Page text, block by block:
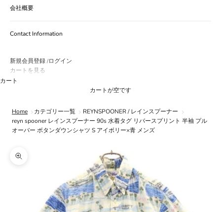
会社概要
Contact Information
新規会員登録 /ログイン
カートを見る
カート
カートが空です
Home カテゴリー一覧
REYNSPOONER / レインスプーナー
reyn spooner レインスプーナー 90s 水着タグ リバースプリント 半袖 プル
オーバー ボタンダウンシャツ S アイボリー×青 メンズ
ズームイン